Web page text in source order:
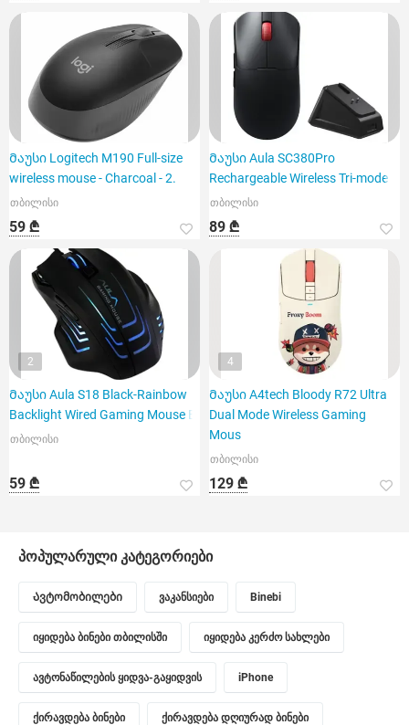
Მაუსი Logitech M190 Full-size
wireless mouse - Charcoal - 2.
თბილისი
59 ₾
Მაუსი Aula SC380Pro
Rechargeable Wireless Tri-mode
თბილისი
89 ₾
2
Მაუსი Aula S18 Black-Rainbow
Backlight Wired Gaming Mouse Bl
თბილისი
59 ₾
4
Მაუსი A4tech Bloody R72 Ultra
Dual Mode Wireless Gaming
Mous
თბილისი
129 ₾
პოპულარული კატეგორიები
Ავტომობილები ვაკანსიები Binebi
იყიდება ბინები თბილისში იყიდება კერძო სახლები
ავტონაწილების ყიდვა-გაყიდვის iPhone
ქირავდება ბინები ქირავდება დღიურად ბინები